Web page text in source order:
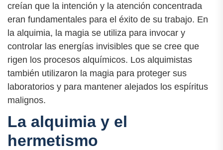
creían que la intención y la atención concentrada
eran fundamentales para el éxito de su trabajo. En
la alquimia, la magia se utiliza para invocar y
controlar las energías invisibles que se cree que
rigen los procesos alquímicos. Los alquimistas
también utilizaron la magia para proteger sus
laboratorios y para mantener alejados los espíritus
malignos.
La alquimia y el
hermetismo